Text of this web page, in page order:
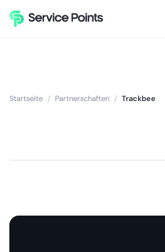
Startseite / Partnerschaften / Trackbee